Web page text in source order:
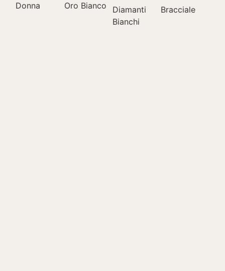
Donna Oro Bianco
Diamanti
Bianchi
Bracciale